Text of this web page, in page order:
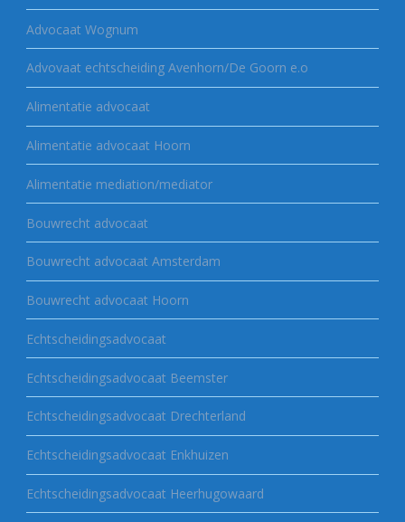
Advocaat Wognum
Advovaat echtscheiding Avenhorn/De Goorn e.o
Alimentatie advocaat
Alimentatie advocaat Hoorn
Alimentatie mediation/mediator
Bouwrecht advocaat
Bouwrecht advocaat Amsterdam
Bouwrecht advocaat Hoorn
Echtscheidingsadvocaat
Echtscheidingsadvocaat Beemster
Echtscheidingsadvocaat Drechterland
Echtscheidingsadvocaat Enkhuizen
Echtscheidingsadvocaat Heerhugowaard